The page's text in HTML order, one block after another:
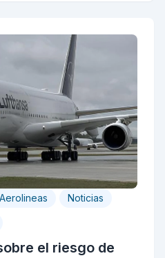
Aerolineas Noticias
el riesgo de